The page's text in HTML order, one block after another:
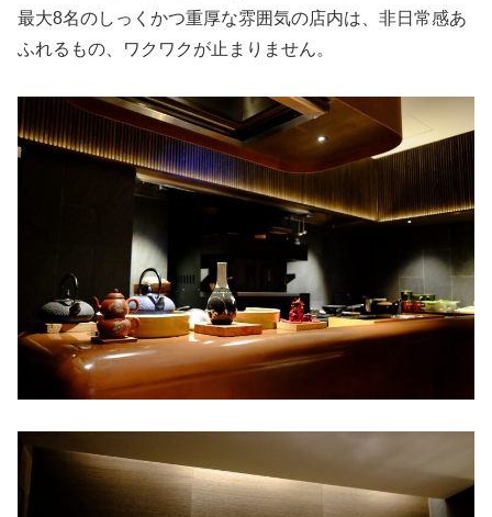
最大8名のしっくかつ重厚な雰囲気の店内は、非日常感あ
ふれるもの、ワクワクが止まりません。